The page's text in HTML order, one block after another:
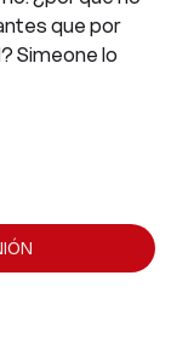
que por
Simeone lo